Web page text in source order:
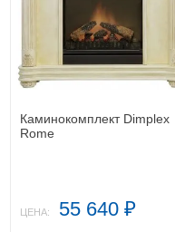
Каминокомплект Dimplex
Rome
ЦЕНА: 55 640 ₽